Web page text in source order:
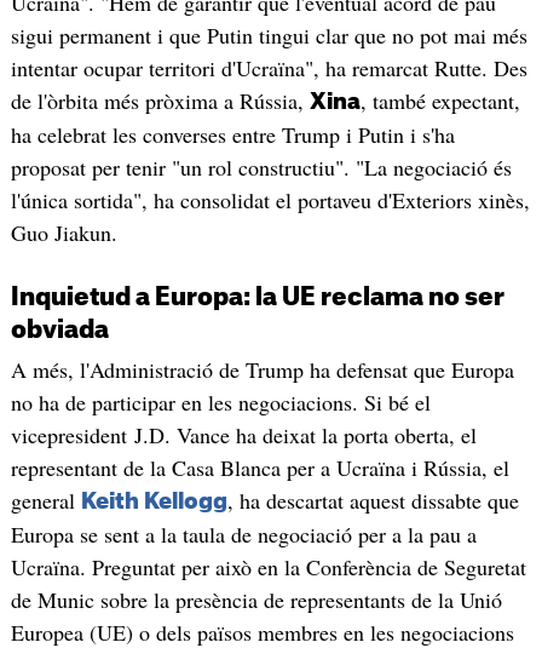
sigui permanent i que Putin tingui clar que no pot mai més
intentar ocupar territori d'Ucraïna", ha remarcat Rutte. Des
de l'òrbita més pròxima a Rússia, Xina, també expectant,
ha celebrat les converses entre Trump i Putin i s'ha
proposat per tenir "un rol constructiu". "La negociació és
l'única sortida", ha consolidat el portaveu d'Exteriors xinès,
Guo Jiakun.
Inquietud a Europa: la UE reclama no ser
obviada
A més, l'Administració de Trump ha defensat que Europa
no ha de participar en les negociacions. Si bé el
vicepresident J.D. Vance ha deixat la porta oberta, el
representant de la Casa Blanca per a Ucraïna i Rússia, el
general Keith Kellogg, ha descartat aquest dissabte que
Europa se sent a la taula de negociació per a la pau a
Ucraïna. Preguntat per això en la Conferència de Seguretat
de Munic sobre la presència de representants de la Unió
Europea (UE) o dels països membres en les negociacions